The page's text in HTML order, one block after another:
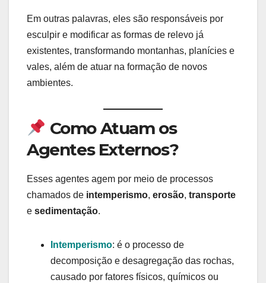
Em outras palavras, eles são responsáveis por
esculpir e modificar as formas de relevo já
existentes, transformando montanhas, planícies e
vales, além de atuar na formação de novos
ambientes.
Como Atuam os
Agentes Externos?
Esses agentes agem por meio de processos
chamados de intemperismo, erosão, transporte
e sedimentação.
Intemperismo: é o processo de
decomposição e desagregação das rochas,
causado por fatores físicos, químicos ou